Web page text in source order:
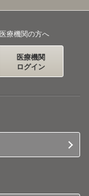
医療機関の方へ
医療機関
ログイン